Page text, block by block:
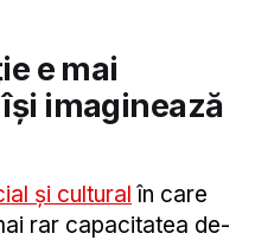
e mai
imaginează
și cultural în care
rar capacitatea de-